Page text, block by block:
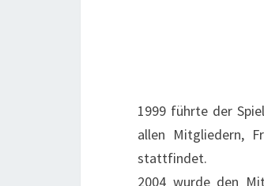
1999 führte der
allen Mitgliedern,
stattfindet.
2004 wurde den